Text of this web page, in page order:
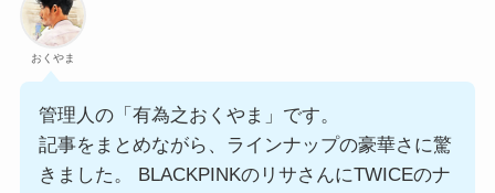
おくやま
管理人の「有為之おくやま」です。
記事をまとめながら、ラインナップの豪華さに驚
きました。 BLACKPINKのリサさんにTWICEのナ